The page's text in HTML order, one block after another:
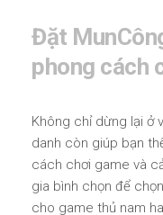
Đặt
phong cách
Không chỉ dừng lại ở
danh còn giúp bạn
cách chơi game và
gia bình chọn để
cho game thủ nam